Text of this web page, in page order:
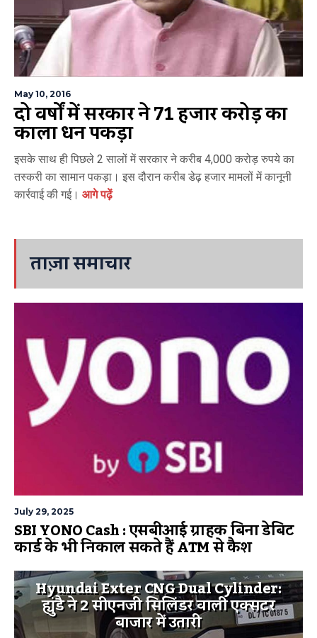
May 10, 2016
दो वर्षों में सरकार ने 71 हजार करोड़ का
काला धन पकड़ा
इसके साथ ही पिछले 2 सालों में सरकार ने करीब 4,000 करोड़ रुपये का
तस्करी का सामान पकड़ा। इस दौरान करीब डेढ़ हजार मामलों में कानूनी
कार्रवाई की गई। आगे पढ़ें
ताज़ा समाचार
July 29, 2025
SBI YONO Cash : एसबीआई ग्राहक बिना डेबिट
कार्ड के भी निकाल सकते हैं ATM से कैश
Hyundai Exter CNG Dual Cylinder:
ह्युंडै ने 2 सीएनजी सिलिंडर वाली एक्सटर
बाजार में उतारी